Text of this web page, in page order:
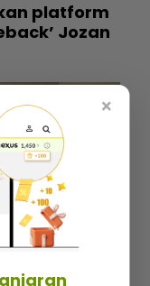
platform
Jozan
×